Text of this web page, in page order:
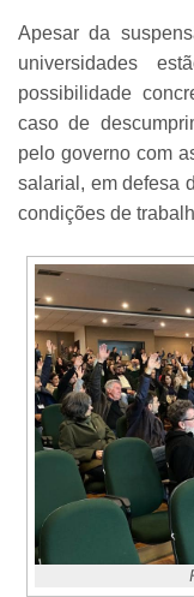
Apesar da
universidades
possibilidade
caso de
pelo governo com
salarial, em defesa
condições de